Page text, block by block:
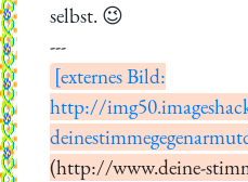
selbst. 😉
---
[externes Bild:
http://
(http://www.deine-